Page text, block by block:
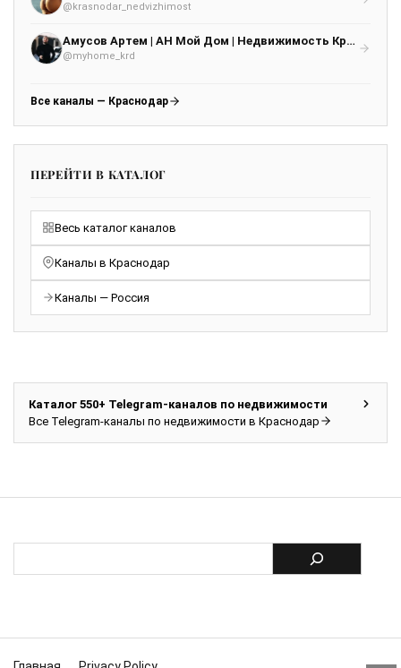
@krasnodar_nedvizhimost
Амусов Артем | АН Мой Дом | Недвижимость Краснодара
@myhome_krd
Все каналы — Краснодар
ПЕРЕЙТИ В КАТАЛОГ
Весь каталог каналов
Каналы в Краснодар
Каналы — Россия
Каталог 550+ Telegram-каналов по недвижимости
Все Telegram-каналы по недвижимости в Краснодар